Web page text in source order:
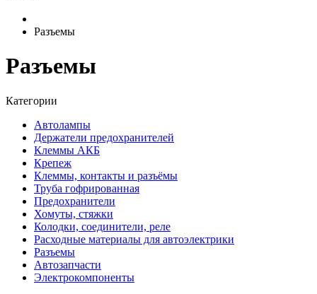
Разъемы
Разъемы
Категории
Автолампы
Держатели предохранителей
Клеммы АКБ
Крепеж
Клеммы, контакты и разъёмы
Труба гофрированная
Предохранители
Хомуты, стяжки
Колодки, соединители, реле
Расходные материалы для автоэлектрики
Разъемы
Автозапчасти
Электрокомпоненты